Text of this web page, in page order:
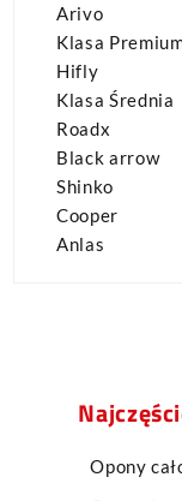
Arivo
Klasa
Hifly
Klasa Średnia
Roadx
Black arrow
Shinko
Cooper
Anlas